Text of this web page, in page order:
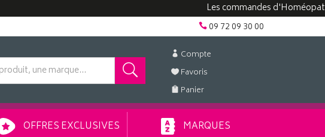
Les commandes d'Homéopathie
09 72 09 30 00
Compte
Favoris
Panier
OFFRES EXCLUSIVES MARQUES